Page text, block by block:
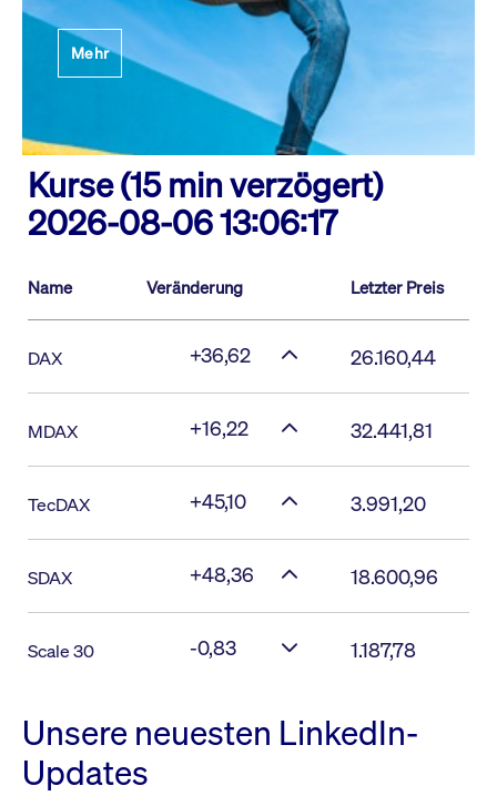
Mehr
Kurse (15 min verzögert)
2026-08-06 13:06:17
Name Veränderung Letzter Preis
DAX +36,62 26.160,44
MDAX +16,22 32.441,81
TecDAX +45,10 3.991,20
SDAX +48,36 18.600,96
Scale 30 -0,83 1.187,78
Unsere neuesten LinkedIn-
Updates